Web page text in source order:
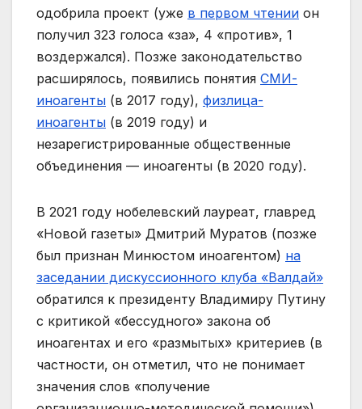
одобрила проект (уже в первом чтении он
получил 323 голоса «за», 4 «против», 1
воздержался). Позже законодательство
расширялось, появились понятия СМИ-
иноагенты (в 2017 году), физлица-
иноагенты (в 2019 году) и
незарегистрированные общественные
объединения — иноагенты (в 2020 году).
В 2021 году нобелевский лауреат, главред
«Новой газеты» Дмитрий Муратов (позже
был признан Минюстом иноагентом) на
заседании дискуссионного клуба «Валдай»
обратился к президенту Владимиру Путину
с критикой «бессудного» закона об
иноагентах и его «размытых» критериев (в
частности, он отметил, что не понимает
значения слов «получение